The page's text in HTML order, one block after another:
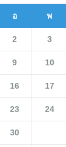
อ พ
2 3
9 10
16 17
23 24
30